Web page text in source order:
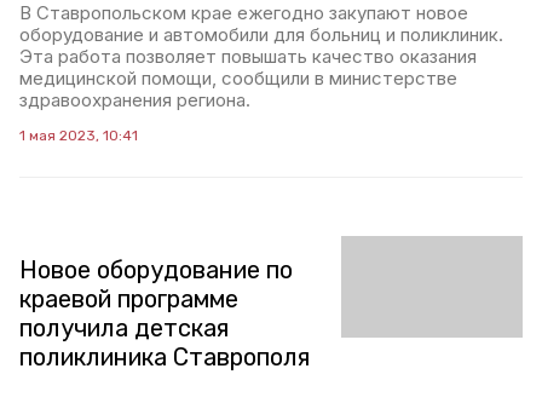
В Ставропольском крае ежегодно закупают новое
оборудование и автомобили для больниц и поликлиник.
Эта работа позволяет повышать качество оказания
медицинской помощи, сообщили в министерстве
здравоохранения региона.
1 мая 2023, 10:41
Новое оборудование по
краевой программе
получила детская
поликлиника Ставрополя